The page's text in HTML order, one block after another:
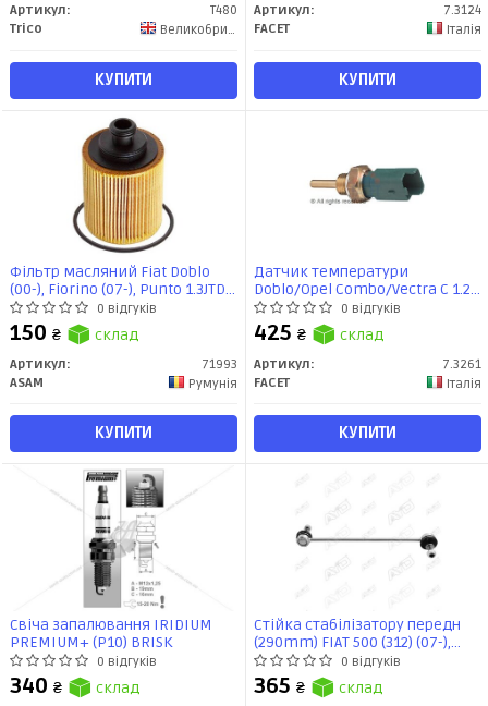
Артикул:
T480
Trico
Великобритания
КУПИТИ
Артикул:
7.3124
FACET
Італія
КУПИТИ
Фільтр масляний Fiat Doblo
(00-), Fiorino (07-), Punto 1.3JTD
(05-)/Opel Astra H/J (04-15),
Combo 1.3CDTI (01-11) (71993)
Asam
0 відгуків
150 ₴ склад
Артикул:
71993
ASAM
Румунія
КУПИТИ
Датчик температури
Doblo/Opel Combo/Vectra C 1.2-
1.9JTD/1.3-1.9 CDTI 01- (7.3261)
Facet
0 відгуків
425 ₴ склад
Артикул:
7.3261
FACET
Італія
КУПИТИ
Свіча запалювання IRIDIUM
PREMIUM+ (P10) BRISK
0 відгуків
340 ₴ склад
Стійка стабілізатору передн
(290mm) FIAT 500 (312) (07-),
FIORINO (225) (07-), FORD KA (-16),
PEUGEOT BIPPER (08-) (96-
02017) AYD
0 відгуків
365 ₴ склад